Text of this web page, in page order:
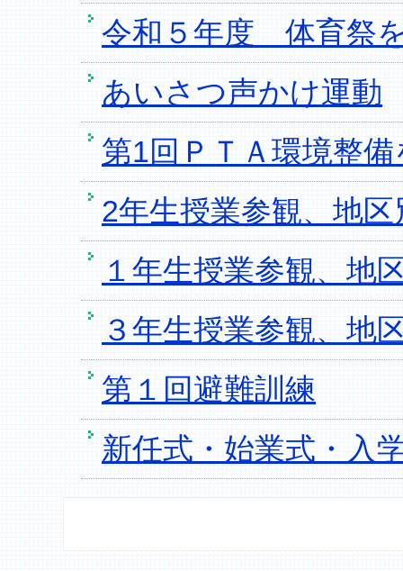
令和５年度 体育祭
あいさつ声かけ運動
第1回ＰＴＡ環境整
2年生授業参観、地
１年生授業参観、地
３年生授業参観、地
第１回避難訓練
新任式・始業式・入